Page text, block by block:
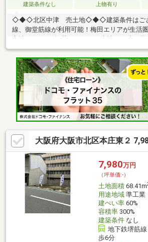
建築条件なし 上物有り
◇◆◇北区中津 売土地◇◆◇建築条件はござ
線、御堂筋線が利用可能！梅田エリアが生活
立地♪スーモに掲載していない売地・戸建・民
情報掲載中♪ → https://www.grace-h.jp/２沿
道６ｍ以上、角地、建築条件なし☆グレース
斎橋の不動産業者です。戸建て用地、中古戸
からマンションや工場、倉庫、ビルまで、不
なら何でもご相談下さい☆
大阪府大阪市北区本庄東２
7,980万円
（坪単価:-）
土地面積68.41m
用途地域準工業
建ぺい率60%
容積率300%
建築条件なし
地下鉄堺筋
歩6分